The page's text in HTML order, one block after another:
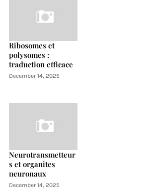
Ribosomes et
polysomes :
traduction efficace
December 14, 2025
Neurotransmetteur
s et organites
neuronaux
December 14, 2025